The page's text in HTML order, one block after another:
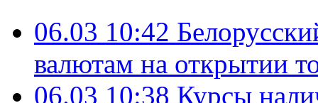
06.03 10:42
валютам на открытии
06.03 10:38 Курсы